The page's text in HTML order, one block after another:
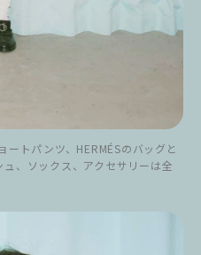
ートパンツ、HERMÉSのバッグと
、ソックス、アクセサリーは全